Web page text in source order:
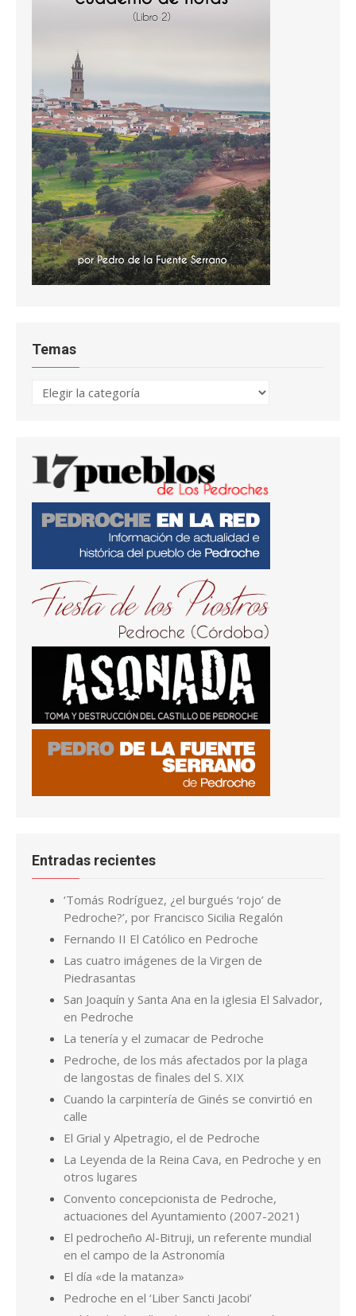
Temas
Temas
Entradas recientes
‘Tomás Rodríguez, ¿el burgués ‘rojo’ de
Pedroche?’, por Francisco Sicilia Regalón
Fernando II El Católico en Pedroche
Las cuatro imágenes de la Virgen de
Piedrasantas
San Joaquín y Santa Ana en la iglesia El Salvador,
en Pedroche
La tenería y el zumacar de Pedroche
Pedroche, de los más afectados por la plaga
de langostas de finales del S. XIX
Cuando la carpintería de Ginés se convirtió en
calle
El Grial y Alpetragio, el de Pedroche
La Leyenda de la Reina Cava, en Pedroche y en
otros lugares
Convento concepcionista de Pedroche,
actuaciones del Ayuntamiento (2007-2021)
El pedrocheño Al-Bitruji, un referente mundial
en el campo de la Astronomía
El día «de la matanza»
Pedroche en el ‘Liber Sancti Jacobi’